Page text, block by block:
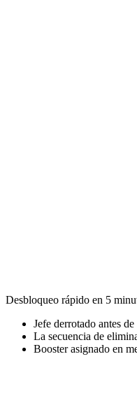
Desbloqueo rápido en 5
Jefe derrotado antes
La secuencia de
Booster asignado en